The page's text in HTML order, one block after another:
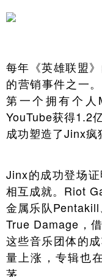
每年《英雄联盟
的营销事件之一
第一个拥有个
YouTube获得1.2
成功塑造了Jinx疯
Jinx的成功登场
相互成就。Riot
金属乐队
True Damage，
这些音乐团体的
量上涨，专辑也
茅。